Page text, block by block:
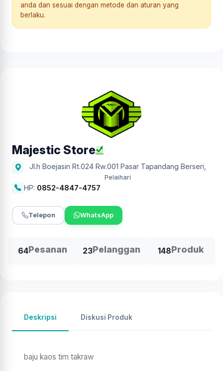
anda dan sesuai dengan metode dan aturan yang
berlaku.
Majestic Store
Jl.h Boejasin Rt.024 Rw.001 Pasar Tapandang Berseri
Pelaihari
HP: 0852-4847-4757
Telepon WhatsApp
64Pesanan 23Pelanggan 148Produk
Deskripsi Diskusi Produk
baju kaos tim takraw